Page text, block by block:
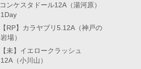
コンケスタドール12A（湯河原）
1Day
【RP】カラヤブリ5.12A（神戸の
岩場）
【未】イエロークラッシュ
12A（小川山）